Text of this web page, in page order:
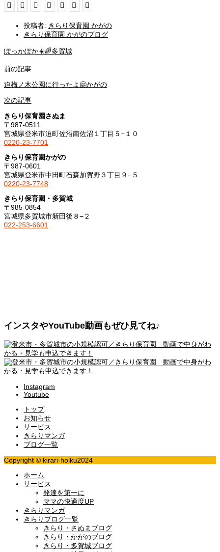
投稿者: きらり保育園 かがの
きらり保育園 かがのブログ
ぽっかぽか☀️🌈多賀城
前の記事
迫梅ノ木公園に行ったよ🤗かがの
次の記事
きらり保育園さぬま
〒987-0511
宮城県登米市迫町佐沼南佐沼１丁目５−１０
0220-23-7701
きらり保育園かがの
〒987-0601
宮城県登米市中田町石森加賀野３丁目９−５
0220-23-7748
きらり保育園・多賀城
〒985-0854
宮城県多賀城市新田後８−２
022-253-6601
インスタやYouTube動画もぜひ見てね♪
Instagram
Youtube
トップ
お知らせ
サービス
きらりマンガ
ブログ一覧
Copyright © kirari-hoiku2024
ホーム
サービス
発達を第一に
ママの快適度UP
きらりマンガ
きらりブログ一覧
きらり・さぬまブログ
きらり・かがのブログ
きらり・多賀城ブログ